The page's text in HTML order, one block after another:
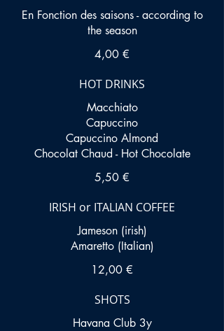
En Fonction des saisons - according to
the season
4,00 €
HOT DRINKS
Macchiato
Capuccino
Capuccino Almond
Chocolat Chaud - Hot Chocolate
5,50 €
IRISH or ITALIAN COFFEE
Jameson (irish)
Amaretto (Italian)
12,00 €
SHOTS
Havana Club 3y